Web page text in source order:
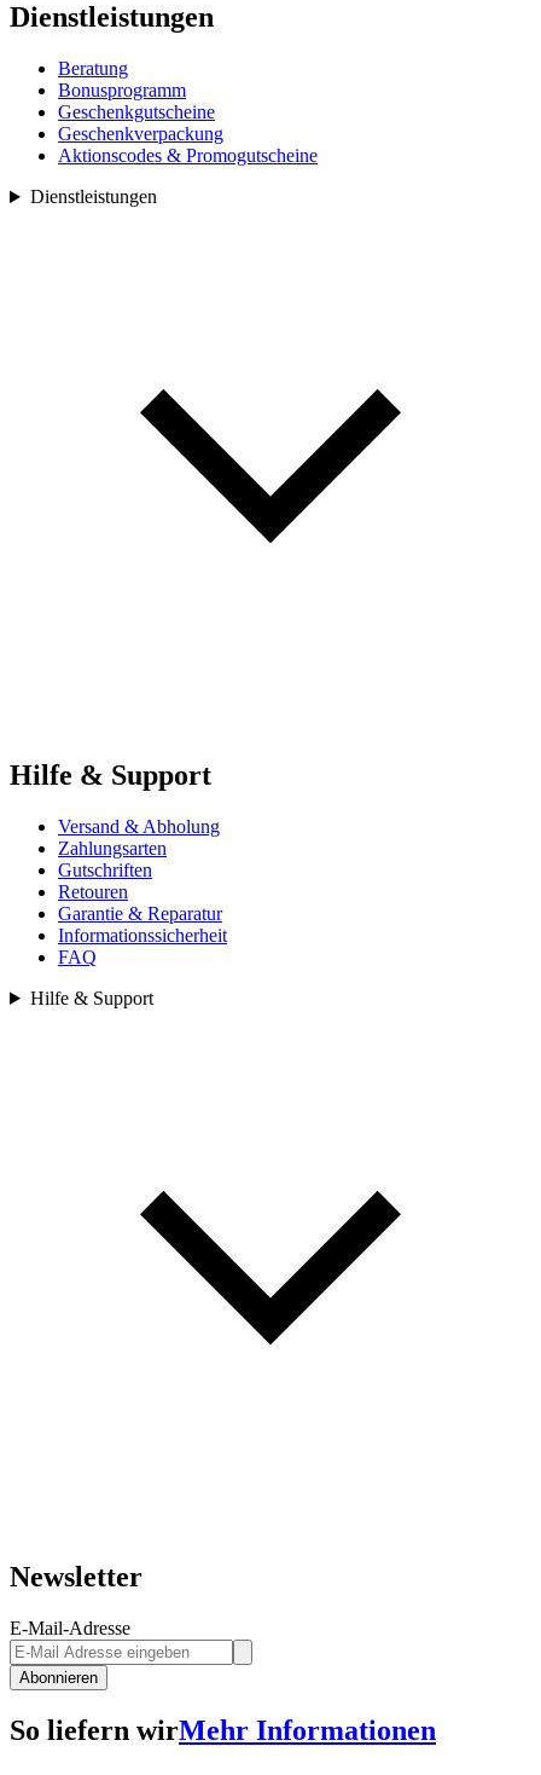
Dienstleistungen
Beratung
Bonusprogramm
Geschenkgutscheine
Geschenkverpackung
Aktionscodes & Promogutscheine
Dienstleistungen
Hilfe & Support
Versand & Abholung
Zahlungsarten
Gutschriften
Retouren
Garantie & Reparatur
Informationssicherheit
FAQ
Hilfe & Support
Newsletter
E-Mail-Adresse
Abonnieren
So liefern wirMehr Informationen